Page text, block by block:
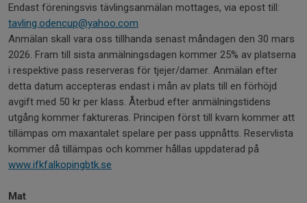
Endast föreningsvis tävlingsanmälan mottages, via epost till:
tavling.odencup@yahoo.com
Anmälan skall vara oss tillhanda senast måndagen den 30 mars
2026. Fram till sista anmälningsdagen kommer 25% av platserna
i respektive pass reserveras för tjejer/damer. Anmälan efter
detta datum accepteras endast i mån av plats till en förhöjd
avgift med 50 kr per klass. Återbud efter anmälningstidens
utgång kommer faktureras. Principen först till kvarn kommer att
tillämpas om maxantalet spelare per pass uppnåtts. Reservlista
kommer då tillämpas och kommer hållas uppdaterad på
www.ifkfalkopingbtk.se
Mat